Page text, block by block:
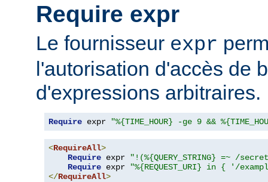
Require expr
Le fournisseur expr
l'autorisation d'accès de
d'expressions arbitraires.
Require expr "%{TIME_HOUR} -ge 9 &&
<RequireAll>
Require expr
"!(%{QUERY_STRING} =~ /
Require expr
"%{REQUEST_URI} in { '/
</RequireAll>